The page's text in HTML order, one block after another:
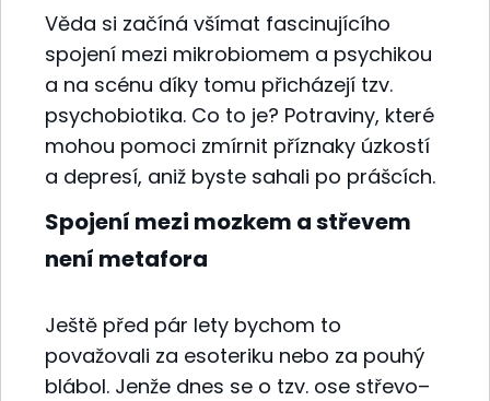
Věda si začíná všímat fascinujícího
spojení mezi mikrobiomem a psychikou
a na scénu díky tomu přicházejí tzv.
psychobiotika. Co to je? Potraviny, které
mohou pomoci zmírnit příznaky úzkostí
a depresí, aniž byste sahali po prášcích.
Spojení mezi mozkem a střevem
není metafora
Ještě před pár lety bychom to
považovali za esoteriku nebo za pouhý
blábol. Jenže dnes se o tzv. ose střevo–